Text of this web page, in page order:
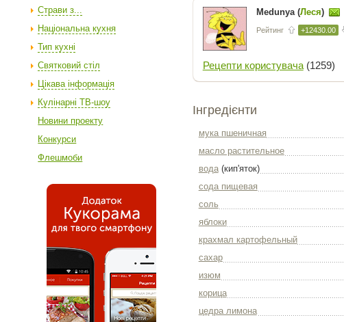
Страви з...
Національна кухня
Тип кухні
Святковий стіл
Цікава інформація
Кулінарні ТВ-шоу
Новини проекту
Конкурси
Флешмоби
Medunya (Леся)
Рейтинг +12430.00
Рецепти користувача(1259)
Інгредієнти
мука пшеничная
масло растительное
вода(кип'яток)
сода пищевая
соль
яблоки
крахмал картофельный
сахар
изюм
корица
цедра лимона